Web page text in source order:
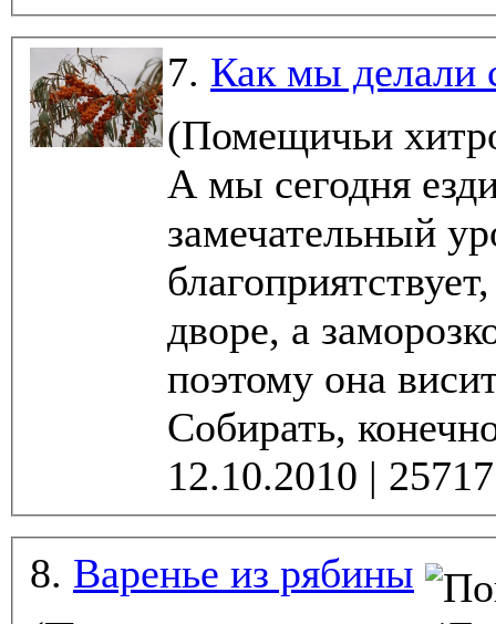
7. Как мы делали
(Помещичьи
А мы сегодня ездили
замечательный
дворе, а
поэтому она
Собирать,
8. Варенье из рябины